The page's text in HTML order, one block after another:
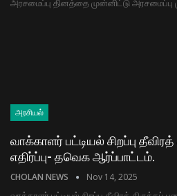
அரசமைப்பு தினத்தை முன்னிட்டு அரசமைப்பு
அரசியல்
வாக்காளர் பட்டியல் சிறப்பு
எதிர்ப்பு- தவெக ஆர்ப்பாட்டம்.
CHOLAN NEWS Nov 14, 2025